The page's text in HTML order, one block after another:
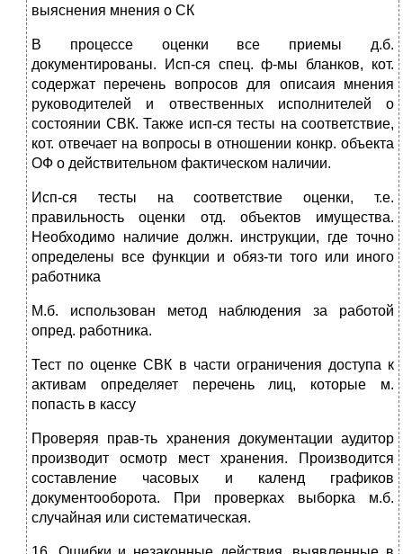
выяснения мнения о СК
В процессе оценки все приемы д.б.
документированы. Исп-ся спец. ф-мы бланков, кот.
содержат перечень вопросов для описаия мнения
руководителей и отвественных исполнителей о
состоянии СВК. Также исп-ся тесты на соответствие,
кот. отвечает на вопросы в отношении конкр. объекта
ОФ о действительном фактическом наличии.
Исп-ся тесты на соответствие оценки, т.е.
правильность оценки отд. объектов имущества.
Необходимо наличие должн. инструкции, где точно
определены все функции и обяз-ти того или иного
работника
М.б. использован метод наблюдения за работой
опред. работника.
Тест по оценке СВК в части ограничения доступа к
активам определяет перечень лиц, которые м.
попасть в кассу
Проверяя прав-ть хранения документации аудитор
производит осмотр мест хранения. Производится
составление часовых и календ графиков
документооборота. При проверках выборка м.б.
случайная или систематическая.